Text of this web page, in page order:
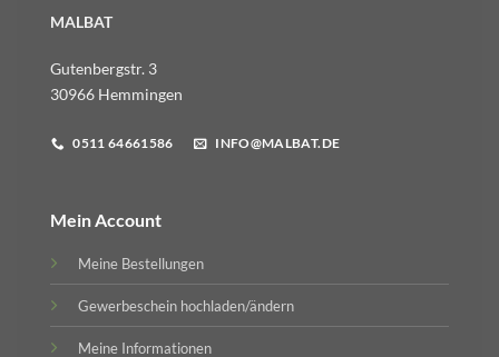
MALBAT
Gutenbergstr. 3
30966 Hemmingen
0511 64661586 INFO@MALBAT.DE
Mein Account
Meine Bestellungen
Gewerbeschein hochladen/ändern
Meine Informationen